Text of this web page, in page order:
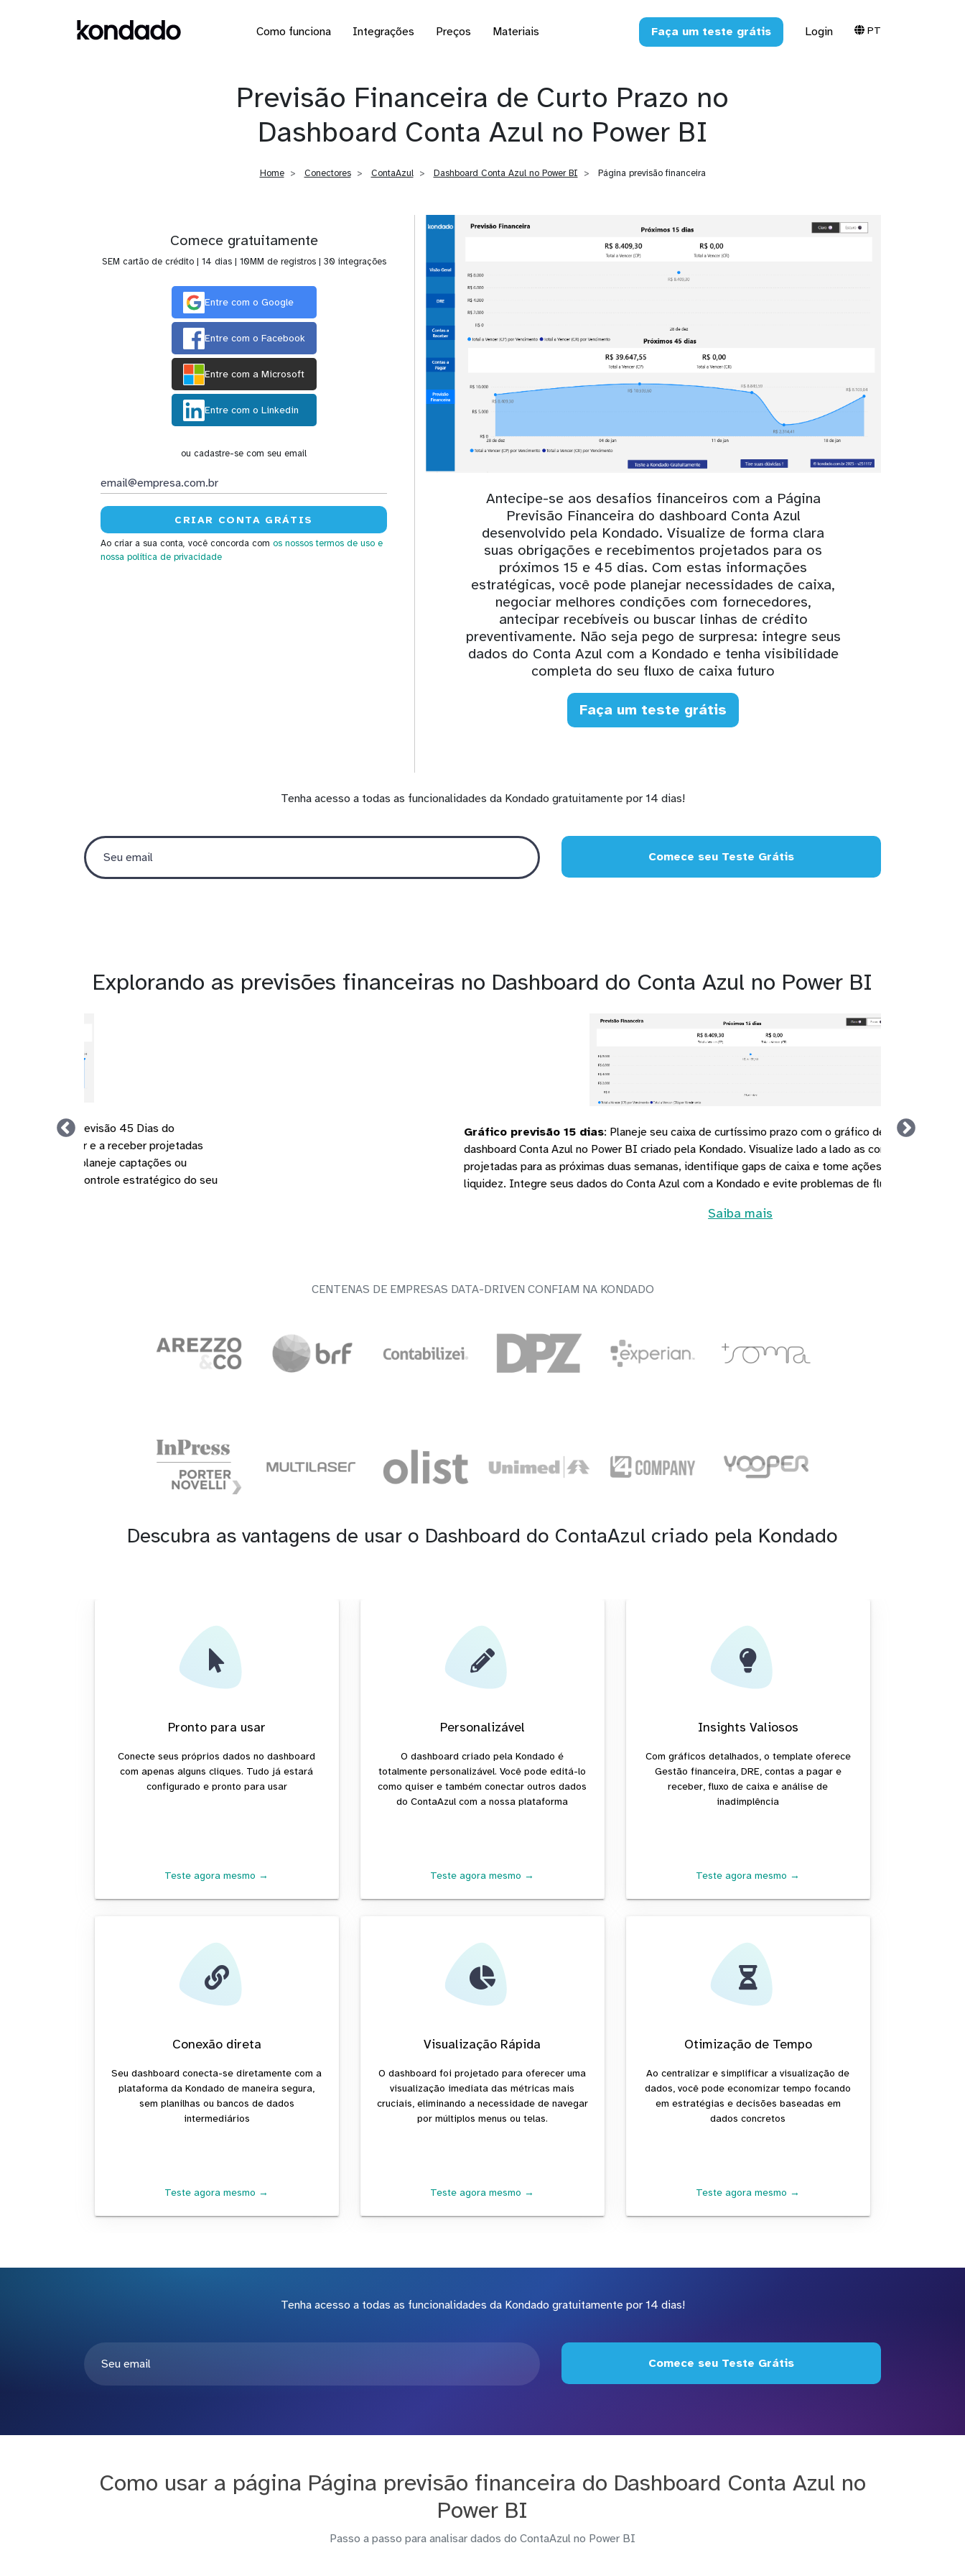
Como funciona Integrações Preços Materiais Faça um teste grátis Login PT
Previsão Financeira de Curto Prazo no
Dashboard Conta Azul no Power BI
Home Conectores ContaAzul Dashboard Conta Azul no Power BI Página previsão financeira
Comece gratuitamente
SEM cartão de crédito | 14 dias | 10MM de registros | 30 integrações
Entre com o Google
Entre com o Facebook
Entre com a Microsoft
Entre com o Linkedin
ou cadastre-se com seu email
Ao criar a sua conta, você concorda com os nossos termos de uso e
nossa política de privacidade
Antecipe-se aos desafios financeiros com a Página
Previsão Financeira do dashboard Conta Azul
desenvolvido pela Kondado. Visualize de forma clara
suas obrigações e recebimentos projetados para os
próximos 15 e 45 dias. Com estas informações
estratégicas, você pode planejar necessidades de caixa,
negociar melhores condições com fornecedores,
antecipar recebíveis ou buscar linhas de crédito
preventivamente. Não seja pego de surpresa: integre seus
dados do Conta Azul com a Kondado e tenha visibilidade
completa do seu fluxo de caixa futuro
Faça um teste grátis
Tenha acesso a todas as funcionalidades da Kondado gratuitamente por 14 dias!
Comece seu Teste Grátis
Explorando as previsões financeiras no Dashboard do Conta Azul no Power BI
Planeje seu caixa de curtíssimo prazo com o gráfico de Previsão 15 Dias do
dashboard Conta Azul no Power BI criado pela Kondado. Visualize lado a lado as contas a pagar e a receber
projetadas para as próximas duas semanas, identifique gaps de caixa e tome ações imediatas para garantir
liquidez. Integre seus dados do Conta Azul com a Kondado e evite problemas de fluxo de caixa
CENTENAS DE EMPRESAS DATA-DRIVEN CONFIAM NA KONDADO
Descubra as vantagens de usar o Dashboard do ContaAzul criado pela Kondado
Pronto para usar
Conecte seus próprios dados no dashboard
com apenas alguns cliques. Tudo já estará
configurado e pronto para usar
Teste agora mesmo →
Personalizável
O dashboard criado pela Kondado é
totalmente personalizável. Você pode editá-lo
como quiser e também conectar outros dados
do ContaAzul com a nossa plataforma
Teste agora mesmo →
Insights Valiosos
Com gráficos detalhados, o template oferece
Gestão financeira, DRE, contas a pagar e
receber, fluxo de caixa e análise de
inadimplência
Teste agora mesmo →
Conexão direta
Seu dashboard conecta-se diretamente com a
plataforma da Kondado de maneira segura,
sem planilhas ou bancos de dados
intermediários
Teste agora mesmo →
Visualização Rápida
O dashboard foi projetado para oferecer uma
visualização imediata das métricas mais
cruciais, eliminando a necessidade de navegar
por múltiplos menus ou telas.
Teste agora mesmo →
Otimização de Tempo
Ao centralizar e simplificar a visualização de
dados, você pode economizar tempo focando
em estratégias e decisões baseadas em
dados concretos
Teste agora mesmo →
Tenha acesso a todas as funcionalidades da Kondado gratuitamente por 14 dias!
Comece seu Teste Grátis
Como usar a página Página previsão financeira do Dashboard Conta Azul no
Power BI
Passo a passo para analisar dados do ContaAzul no Power BI